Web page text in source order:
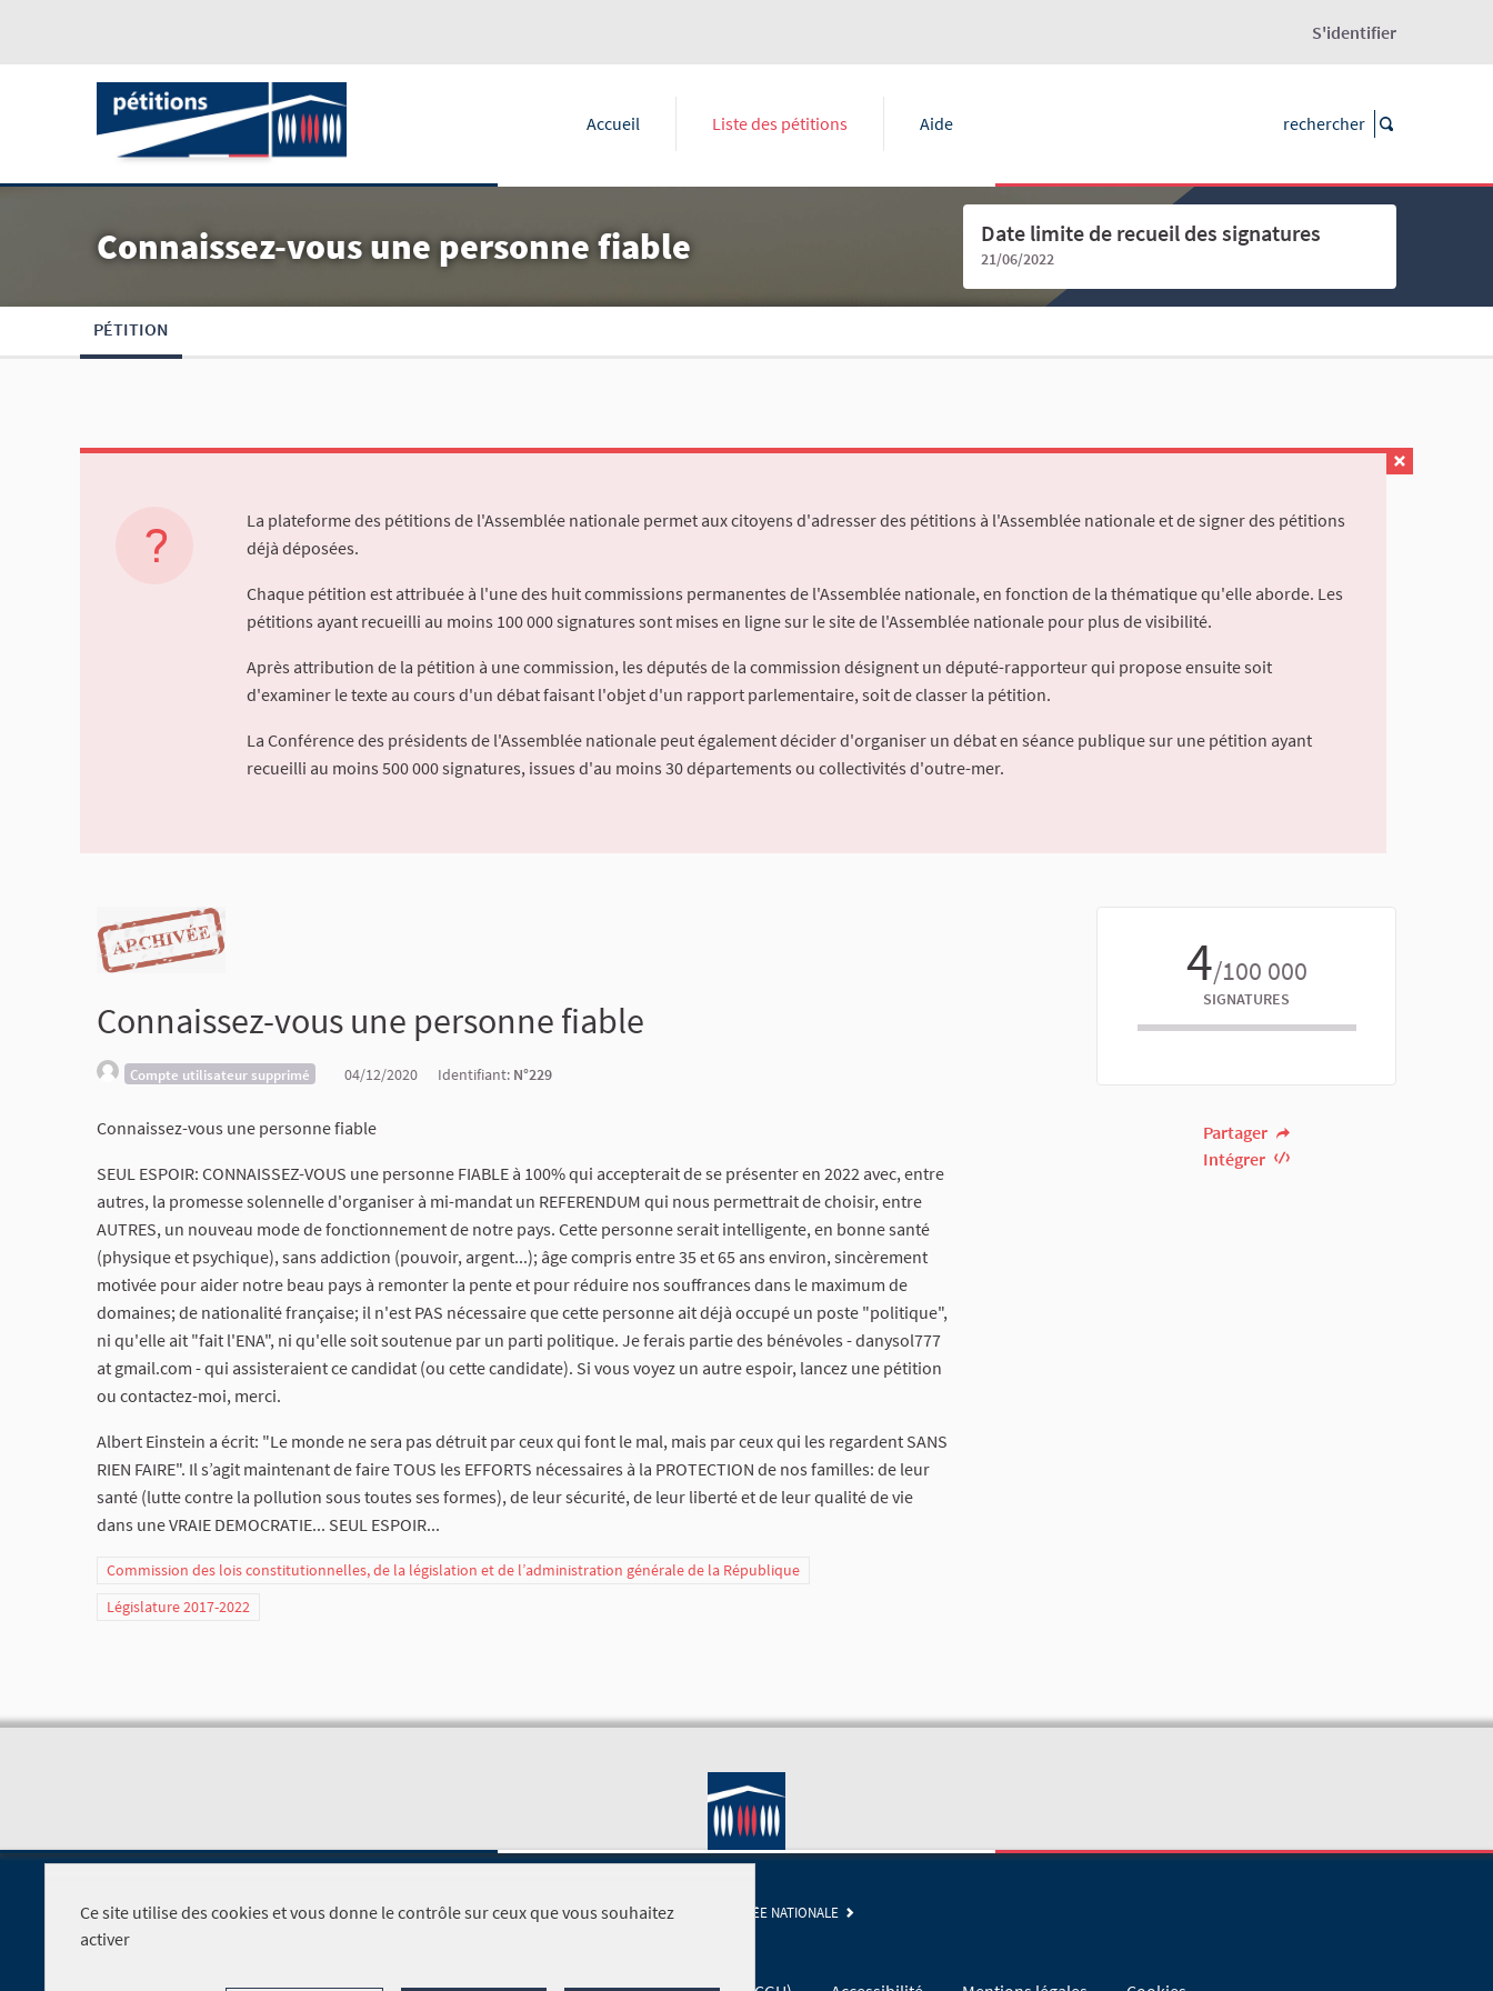
S'identifier
Accueil Liste des pétitions Aide
Connaissez-vous une personne fiable Date limite de recueil des signatures
21/06/2022
PÉTITION
La plateforme des pétitions de l'Assemblée nationale permet aux citoyens d'adresser des pétitions à l'Assemblée nationale et de signer des pétitions
déjà déposées.
Chaque pétition est attribuée à l'une des huit commissions permanentes de l'Assemblée nationale, en fonction de la thématique qu'elle aborde. Les
pétitions ayant recueilli au moins 100 000 signatures sont mises en ligne sur le site de l'Assemblée nationale pour plus de visibilité.
Après attribution de la pétition à une commission, les députés de la commission désignent un député-rapporteur qui propose ensuite soit
d'examiner le texte au cours d'un débat faisant l'objet d'un rapport parlementaire, soit de classer la pétition.
La Conférence des présidents de l'Assemblée nationale peut également décider d'organiser un débat en séance publique sur une pétition ayant
recueilli au moins 500 000 signatures, issues d'au moins 30 départements ou collectivités d'outre-mer.
4/100 000
SIGNATURES
Partager
Intégrer
Connaissez-vous une personne fiable
Compte utilisateur supprimé 04/12/2020 Identifiant: N°229
Connaissez-vous une personne fiable
SEUL ESPOIR: CONNAISSEZ-VOUS une personne FIABLE à 100% qui accepterait de se présenter en 2022 avec, entre
autres, la promesse solennelle d'organiser à mi-mandat un REFERENDUM qui nous permettrait de choisir, entre
AUTRES, un nouveau mode de fonctionnement de notre pays. Cette personne serait intelligente, en bonne santé
(physique et psychique), sans addiction (pouvoir, argent...); âge compris entre 35 et 65 ans environ, sincèrement
motivée pour aider notre beau pays à remonter la pente et pour réduire nos souffrances dans le maximum de
domaines; de nationalité française; il n'est PAS nécessaire que cette personne ait déjà occupé un poste "politique",
ni qu'elle ait "fait l'ENA", ni qu'elle soit soutenue par un parti politique. Je ferais partie des bénévoles - danysol777
at gmail.com - qui assisteraient ce candidat (ou cette candidate). Si vous voyez un autre espoir, lancez une pétition
ou contactez-moi, merci.
Albert Einstein a écrit: "Le monde ne sera pas détruit par ceux qui font le mal, mais par ceux qui les regardent SANS
RIEN FAIRE". Il s’agit maintenant de faire TOUS les EFFORTS nécessaires à la PROTECTION de nos familles: de leur
santé (lutte contre la pollution sous toutes ses formes), de leur sécurité, de leur liberté et de leur qualité de vie
dans une VRAIE DEMOCRATIE... SEUL ESPOIR...
Commission des lois constitutionnelles, de la législation et de l’administration générale de la République
Législature 2017-2022
SITE DE L'ASSEMBLÉE NATIONALE
Ce site utilise des cookies et vous donne le contrôle sur ceux que vous souhaitez
activer